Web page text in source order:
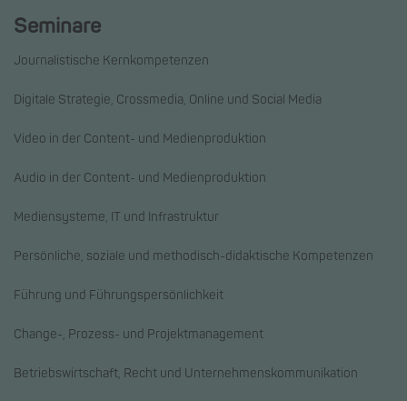
Seminare
Journalistische Kernkompetenzen
Digitale Strategie, Crossmedia, Online und Social Media
Video in der Content- und Medienproduktion
Audio in der Content- und Medienproduktion
Mediensysteme, IT und Infrastruktur
Persönliche, soziale und methodisch-didaktische Kompetenzen
Führung und Führungspersönlichkeit
Change-, Prozess- und Projektmanagement
Betriebswirtschaft, Recht und Unternehmenskommunikation